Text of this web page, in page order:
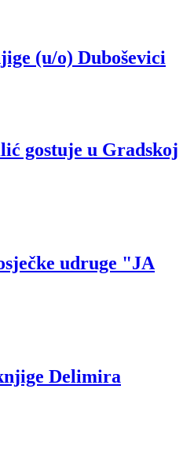
(u/o) Duboševici
gostuje u Gradskoj
udruge "JA
Delimira